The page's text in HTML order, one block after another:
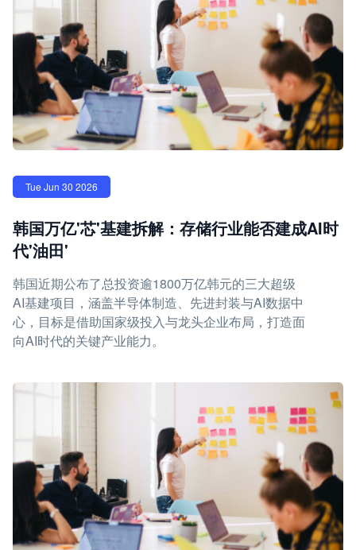
Tue Jun 30 2026
韩国万亿'芯'基建拆解：存储行业能否建成AI时
代'油田'
韩国近期公布了总投资逾1800万亿韩元的三大超级
AI基建项目，涵盖半导体制造、先进封装与AI数据中
心，目标是借助国家级投入与龙头企业布局，打造面
向AI时代的关键产业能力。